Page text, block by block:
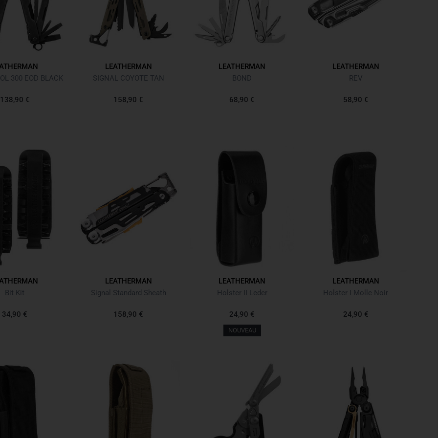
300 EOD BLACK
138,90 €
LEATHERMAN
SIGNAL COYOTE TAN
158,90 €
LEATHERMAN
BOND
68,90 €
LEATHERMAN
REV
58,90 €
Bit Kit
34,90 €
LEATHERMAN
Signal Standard Sheath
158,90 €
LEATHERMAN
Holster II Leder
24,90 €
NOUVEAU
LEATHERMAN
Holster I Molle Noir
24,90 €